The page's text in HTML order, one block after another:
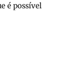
é possível